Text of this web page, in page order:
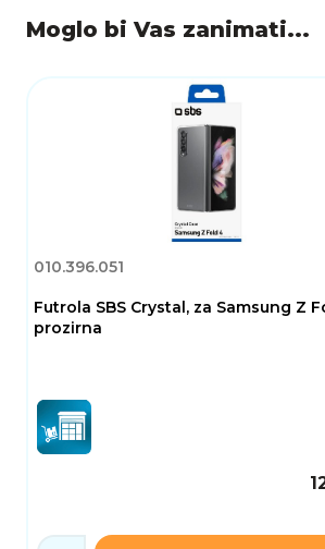
Moglo bi Vas zanimati...
010.396.051
Futrola SBS Crystal, za Samsung Z
prozirna